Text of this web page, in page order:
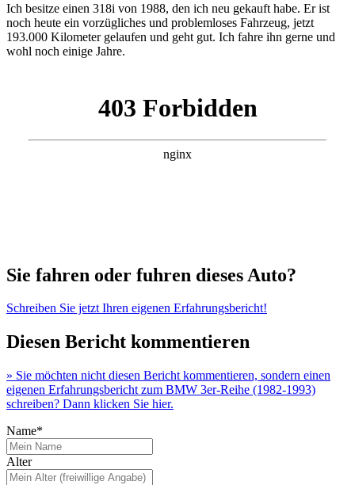
Ich besitze einen 318i von 1988, den ich neu gekauft habe. Er ist
noch heute ein vorzügliches und problemloses Fahrzeug, jetzt
193.000 Kilometer gelaufen und geht gut. Ich fahre ihn gerne und
wohl noch einige Jahre.
Sie fahren oder fuhren dieses Auto?
Schreiben Sie jetzt Ihren eigenen Erfahrungsbericht!
Diesen Bericht kommentieren
» Sie möchten nicht diesen Bericht kommentieren, sondern einen
eigenen Erfahrungsbericht zum BMW 3er-Reihe (1982-1993)
schreiben? Dann klicken Sie hier.
Name*
Alter